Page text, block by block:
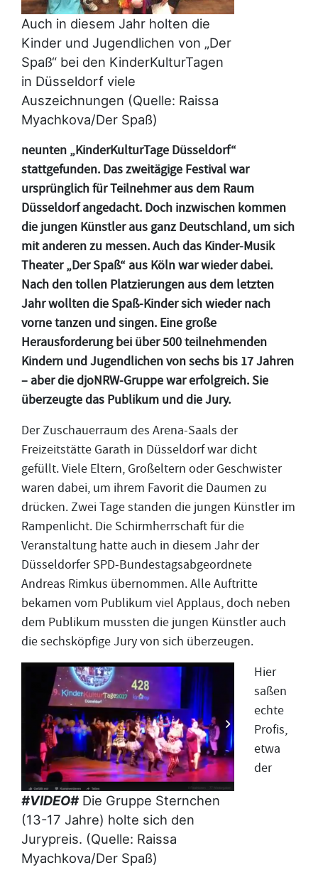
Auch in diesem Jahr holten die
Kinder und Jugendlichen von „Der
Spaß“ bei den KinderKulturTagen
in Düsseldorf viele
Auszeichnungen (Quelle: Raissa
Myachkova/Der Spaß)
neunten „KinderKulturTage Düsseldorf“
stattgefunden. Das zweitägige Festival war
ursprünglich für Teilnehmer aus dem Raum
Düsseldorf angedacht. Doch inzwischen kommen
die jungen Künstler aus ganz Deutschland, um sich
mit anderen zu messen. Auch das Kinder-Musik
Theater „Der Spaß“ aus Köln war wieder dabei.
Nach den tollen Platzierungen aus dem letzten
Jahr wollten die Spaß-Kinder sich wieder nach
vorne tanzen und singen. Eine große
Herausforderung bei über 500 teilnehmenden
Kindern und Jugendlichen von sechs bis 17 Jahren
– aber die djoNRW-Gruppe war erfolgreich. Sie
überzeugte das Publikum und die Jury.
Der Zuschauerraum des Arena-Saals der
Freizeitstätte Garath in Düsseldorf war dicht
gefüllt. Viele Eltern, Großeltern oder Geschwister
waren dabei, um ihrem Favorit die Daumen zu
drücken. Zwei Tage standen die jungen Künstler im
Rampenlicht. Die Schirmherrschaft für die
Veranstaltung hatte auch in diesem Jahr der
Düsseldorfer SPD-Bundestagsabgeordnete
Andreas Rimkus übernommen. Alle Auftritte
bekamen vom Publikum viel Applaus, doch neben
dem Publikum mussten die jungen Künstler auch
die sechsköpfige Jury von sich überzeugen.
#VIDEO# Die Gruppe Sternchen
(13-17 Jahre) holte sich den
Jurypreis. (Quelle: Raissa
Myachkova/Der Spaß)
Hier
saßen
echte
Profis,
etwa
der